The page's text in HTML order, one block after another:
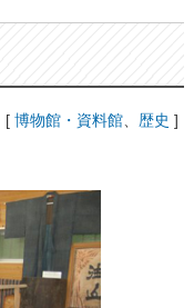
[博物館・資料館 歴史 ]